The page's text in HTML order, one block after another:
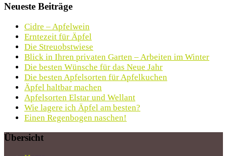
Neueste Beiträge
Cidre – Apfelwein
Erntezeit für Äpfel
Die Streuobstwiese
Blick in Ihren privaten Garten – Arbeiten im Winter
Die besten Wünsche für das Neue Jahr
Die besten Apfelsorten für Apfelkuchen
Äpfel haltbar machen
Apfelsorten Elstar und Wellant
Wie lagere ich Äpfel am besten?
Einen Regenbogen naschen!
Übersicht